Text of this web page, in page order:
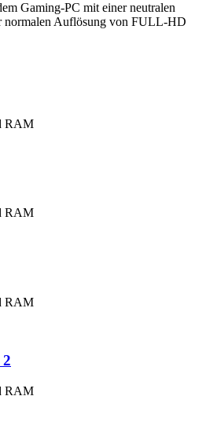
Gaming-PC mit einer neutralen
normalen Auflösung von FULL-HD
RAM
RAM
RAM
RAM